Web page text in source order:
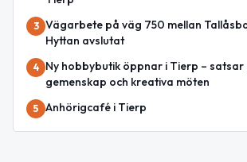
3 Vägarbete på väg 750 mellan
Hyttan avslutat
4
Ny hobbybutik öppnar i Tierp – satsar
gemenskap och kreativa möten
5 Anhörigcafé i Tierp